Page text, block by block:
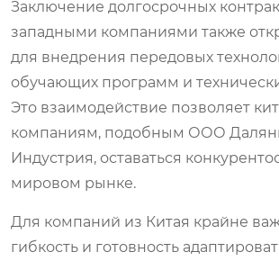
Заключение долгосрочных
западными компаниями также
для внедрения передовых
обучающих программ и
Это взаимодействие позволяет
компаниям, подобным ООО
Индустрия, оставаться
мировом рынке.
Для компаний из Китая крайне
гибкость и готовность